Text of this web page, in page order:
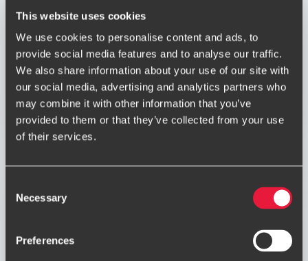
This website uses cookies
We use cookies to personalise content and ads, to
provide social media features and to analyse our traffic.
We also share information about your use of our site with
our social media, advertising and analytics partners who
may combine it with other information that you’ve
provided to them or that they’ve collected from your use
of their services.
Selection
Necessary
Preferences
Igralništvo
Imamo dolgoletne izkušnje z revidiranjem, davčnim
svetovanjem in ocenjevanjem vrednosti podjetij, ki se
ukvarjajo z igralništvom.